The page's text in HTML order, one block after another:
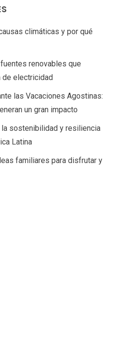
climáticas y por qué
renovables que
de electricidad
las Vacaciones Agostinas:
un gran impacto
la sostenibilidad y resiliencia
Latina
familiares para disfrutar y